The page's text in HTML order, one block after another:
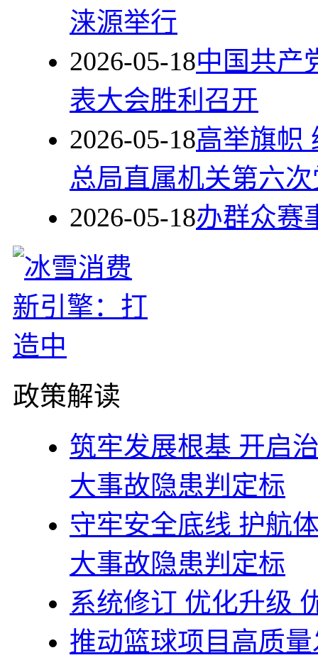
涞源举行
2026-05-18中国共产
表大会胜利召开
2026-05-18高举旗帜
总局直属机关第六
2026-05-18办群众赛
政策解读
筑牢发展根基 开启
大事故隐患判定标
守牢安全底线 护航
大事故隐患判定标
系统修订 优化升级
推动篮球项目高质